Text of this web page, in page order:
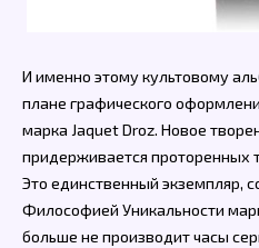
И именно этому культовому
плане графического
марка Jaquet Droz. Новое
придерживается проторенных
Это единственный экземпляр,
Философией Уникальности
больше не производит часы